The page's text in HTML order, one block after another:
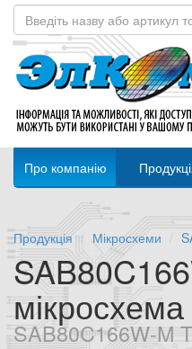
Про компанію
Продукція Мікросхеми
мікросхема
SAB80C166W-M